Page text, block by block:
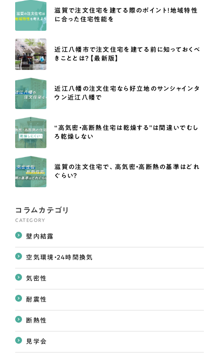
滋賀で注文住宅を建てる際のポイント！地域特性
に合った住宅性能を
近江八幡市で注文住宅を建てる前に知っておくべ
きこととは？【最新版】
近江八幡の注文住宅なら好立地のサンシャインタ
ウン近江八幡で
“高気密・高断熱住宅は乾燥する”は間違いでむし
ろ乾燥しない
滋賀の注文住宅で、高気密・高断熱の基準はどれ
ぐらい？
コラムカテゴリ
CATEGORY
壁内結露
空気環境・24時間換気
気密性
耐震性
断熱性
見学会